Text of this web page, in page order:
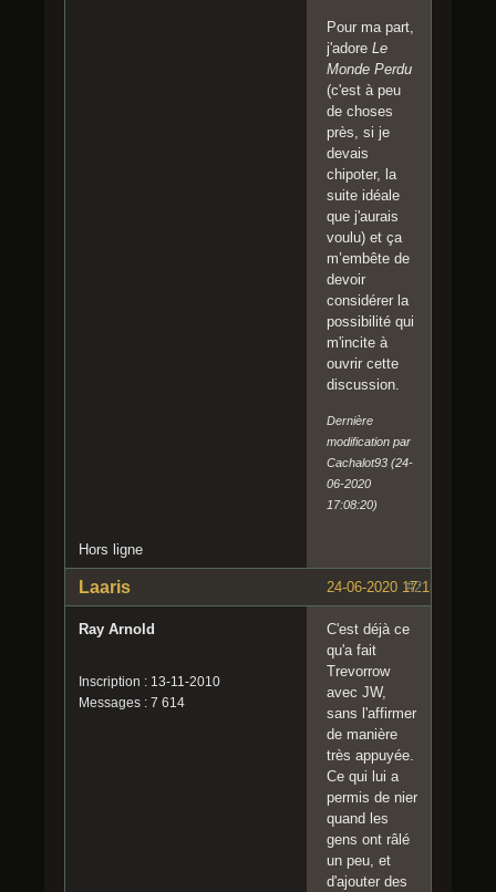
Pour ma part,
j'adore Le
Monde Perdu
(c'est à peu
de choses
près, si je
devais
chipoter, la
suite idéale
que j'aurais
voulu) et ça
m’embête de
devoir
considérer la
possibilité qui
m'incite à
ouvrir cette
discussion.
Dernière
modification par
Cachalot93 (24-
06-2020
17:08:20)
Hors ligne
#2
24-06-2020 17:15:35
Laaris
Ray Arnold
Inscription : 13-11-2010
Messages : 7 614
C'est déjà ce
qu'a fait
Trevorrow
avec JW,
sans l'affirmer
de manière
très appuyée.
Ce qui lui a
permis de nier
quand les
gens ont râlé
un peu, et
d'ajouter des